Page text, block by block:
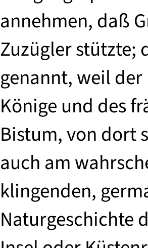
annehmen, daß
Zuzügler stützte;
genannt, weil
Könige und des
Bistum, von dort
auch am
klingenden,
Naturgeschichte